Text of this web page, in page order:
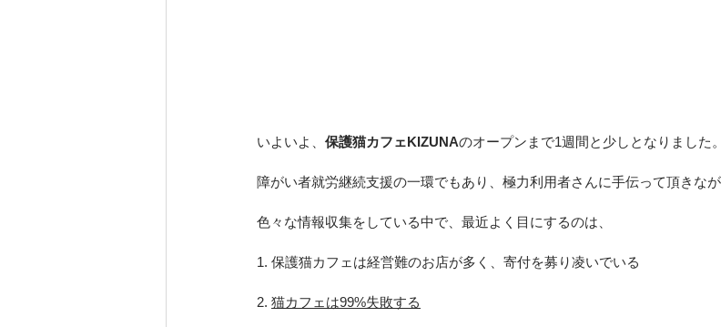
いよいよ、 保護猫カフェKIZUNAのオープンまで1週間と少しとなりました。
障がい者就労継続支援の一環でもあり、極力利用者さんに手伝って頂きな
色々な情報収集をしている中で、最近よく目にするのは、
1. 保護猫カフェは経営難のお店が多く、寄付を募り凌いでいる
2. 猫カフェは99%失敗する